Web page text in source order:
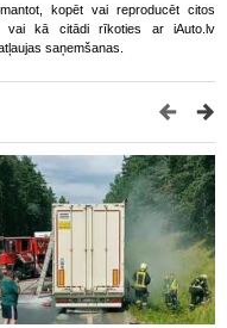
kopēt vai reproducēt citos
vai kā citādi rīkoties ar iAuto.lv
saņemšanas.